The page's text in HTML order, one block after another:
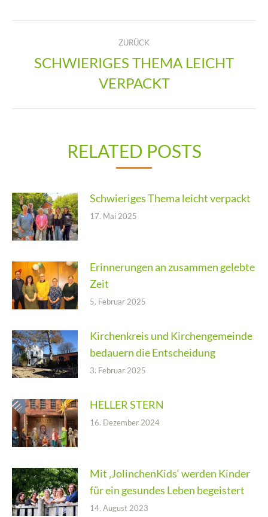
ZURÜCK
Vorheriger
Beitrag:
SCHWIERIGES THEMA LEICHT
VERPACKT
RELATED POSTS
Schwieriges Thema leicht verpackt
17. Mai 2025
Erinnerungen an zusammen gelebte
Zeit
5. Februar 2025
Kirchenkreis und Kirchengemeinde
bedauern die Entscheidung
3. Februar 2025
HELLER STERN
16. Dezember 2024
Mit ‚JolinchenKids‘ werden Kinder
für ein gesundes Leben begeistert
14. August 2023